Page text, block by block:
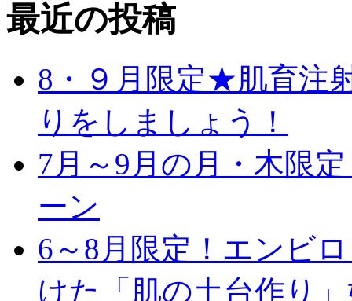
最近の投稿
8・９月限定★肌育注
りをしましょう！
7月～9月の月・木限
ーン
6～8月限定！エンビ
けた「肌の土台作り